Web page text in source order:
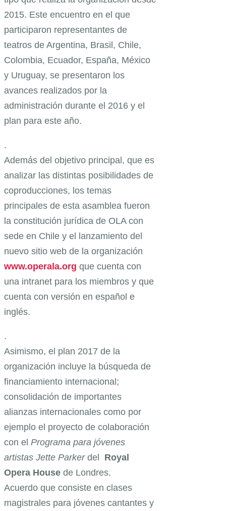
2015. Este encuentro en el que
participaron representantes de
teatros de Argentina, Brasil, Chile,
Colombia, Ecuador, España, México
y Uruguay, se presentaron los
avances realizados por la
administración durante el 2016 y el
plan para este año.
.
Además del objetivo principal, que es
analizar las distintas posibilidades de
coproducciones, los temas
principales de esta asamblea fueron
la constitución jurídica de OLA con
sede en Chile y el lanzamiento del
nuevo sitio web de la organización
www.operala.org que cuenta con
una intranet para los miembros y que
cuenta con versión en español e
inglés.
.
Asimismo, el plan 2017 de la
organización incluye la búsqueda de
financiamiento internacional;
consolidación de importantes
alianzas internacionales como por
ejemplo el proyecto de colaboración
con el Programa para jóvenes
artistas Jette Parkerdel Royal
Opera House de Londres.
Acuerdo que consiste en clases
magistrales para jóvenes cantantes y